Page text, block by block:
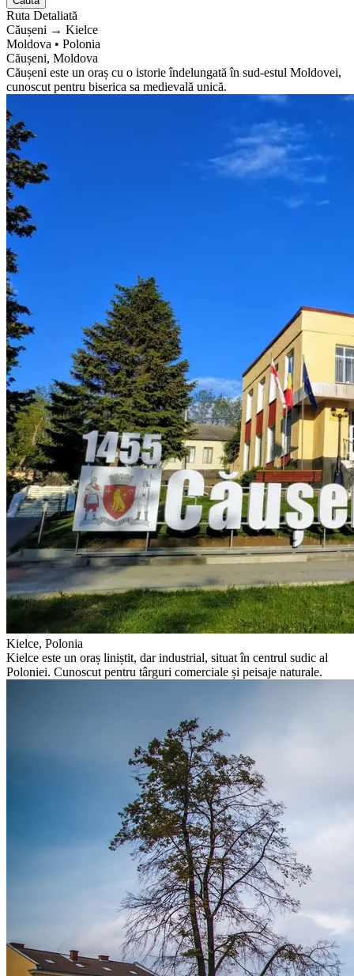
Ruta Detaliată
Căușeni → Kielce
Moldova • Polonia
Căușeni, Moldova
Căușeni este un oraș cu o istorie îndelungată în sud-estul Moldovei,
cunoscut pentru biserica sa medievală unică.
Kielce, Polonia
Kielce este un oraș liniștit, dar industrial, situat în centrul sudic al
Poloniei. Cunoscut pentru târguri comerciale și peisaje naturale.